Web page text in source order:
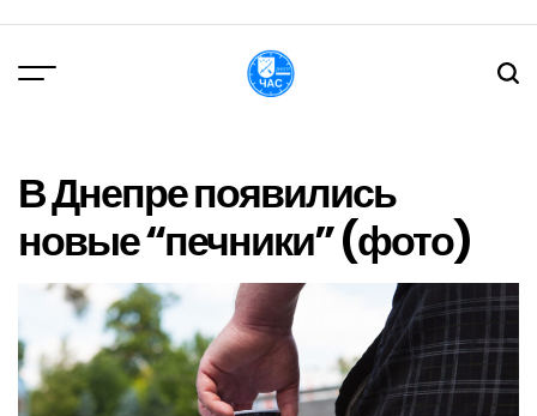
вмісту
В Днепре появились
новые “печники” (фото)